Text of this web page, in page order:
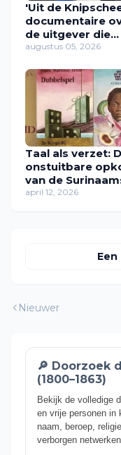
'Uit de
documentaire
de uitgever die
Caribische
augustus 05, 2026
Taal als verzet:
onstuitbare
van de
Caribische
april 12, 2026
Nieuwer
🔎 Doorzoek
(1800–1863)
Bekijk de volledige
en vrije personen in
naam, beroep,
verborgen